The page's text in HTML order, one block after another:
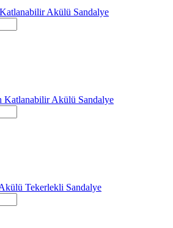
Akülü Sandalye
Katlanabilir Akülü Sandalye
Tekerlekli Sandalye